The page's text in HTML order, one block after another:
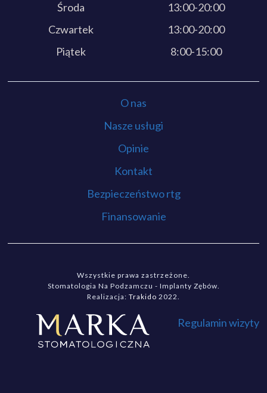
Środa
13:00-20:00
Czwartek
13:00-20:00
Piątek
8:00-15:00
O nas
Nasze usługi
Opinie
Kontakt
Bezpieczeństwo rtg
Finansowanie
Wszystkie prawa zastrzeżone.
Stomatologia Na Podzamczu - Implanty Zębów.
Realizacja: Trakido 2022.
Regulamin wizyty